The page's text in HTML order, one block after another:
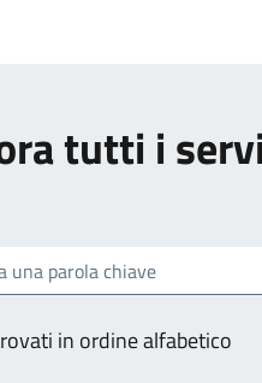
tutti i
in ordine alfabetico